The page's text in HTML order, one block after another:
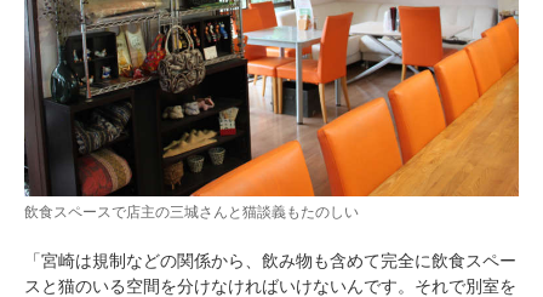
飲食スペースで店主の三城さんと猫談義もたのしい
「宮崎は規制などの関係から、飲み物も含めて完全に飲食スペー
スと猫のいる空間を分けなければいけないんです。それで別室を